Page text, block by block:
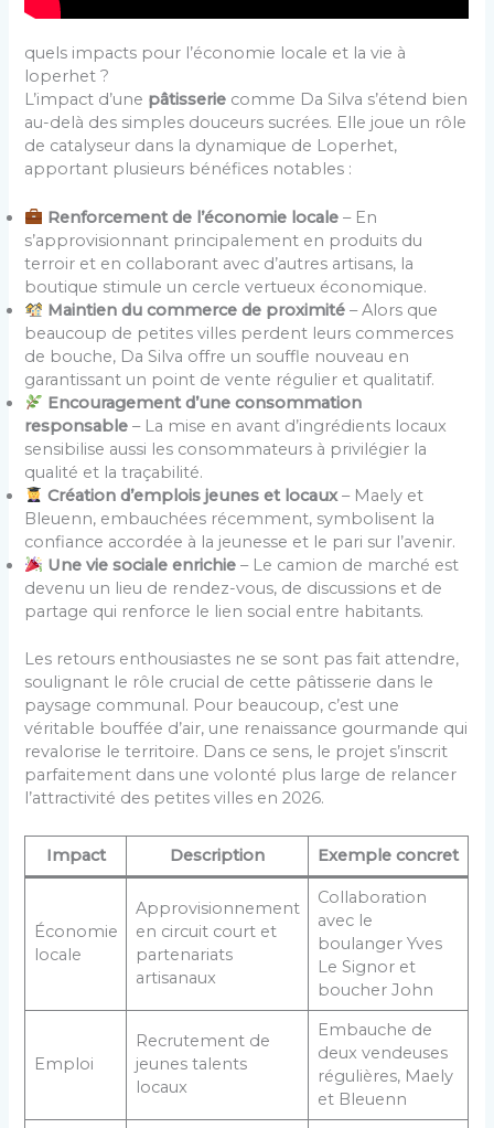
quels impacts pour l’économie locale et la vie à
loperhet ?
L’impact d’une pâtisserie comme Da Silva s’étend bien
au-delà des simples douceurs sucrées. Elle joue un rôle
de catalyseur dans la dynamique de Loperhet,
apportant plusieurs bénéfices notables :
Renforcement de l’économie locale – En
s’approvisionnant principalement en produits du
terroir et en collaborant avec d’autres artisans, la
boutique stimule un cercle vertueux économique.
Maintien du commerce de proximité – Alors que
beaucoup de petites villes perdent leurs commerces
de bouche, Da Silva offre un souffle nouveau en
garantissant un point de vente régulier et qualitatif.
Encouragement d’une consommation
responsable – La mise en avant d’ingrédients locaux
sensibilise aussi les consommateurs à privilégier la
qualité et la traçabilité.
Création d’emplois jeunes et locaux– Maely et
Bleuenn, embauchées récemment, symbolisent la
confiance accordée à la jeunesse et le pari sur l’avenir.
Une vie sociale enrichie – Le camion de marché est
devenu un lieu de rendez-vous, de discussions et de
partage qui renforce le lien social entre habitants.
Les retours enthousiastes ne se sont pas fait attendre,
soulignant le rôle crucial de cette pâtisserie dans le
paysage communal. Pour beaucoup, c’est une
véritable bouffée d’air, une renaissance gourmande qui
revalorise le territoire. Dans ce sens, le projet s’inscrit
parfaitement dans une volonté plus large de relancer
l’attractivité des petites villes en 2026.
Impact Description Exemple concret
Économie
locale
Approvisionnement
en circuit court et
partenariats
artisanaux
Collaboration
avec le
boulanger Yves
Le Signor et
boucher John
Emploi
Recrutement de
jeunes talents
locaux
Embauche de
deux vendeuses
régulières, Maely
et Bleuenn